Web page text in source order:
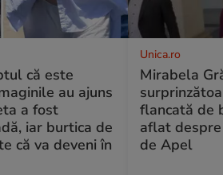
că este
au ajuns
a fost
iar burtica de
că va deveni în
Unica.ro
Mirabela
flancată de
aflat
de Apel